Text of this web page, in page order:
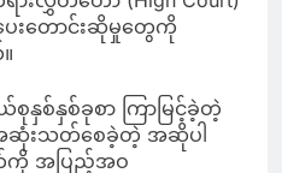
းတောင်းဆိုမှုတွေကို
နှစ်နှစ်ခုစာ ကြာမြင့်ခဲ့တဲ့
းသတ်စေခဲ့တဲ့ အဆိုပါ
ကို အပြည့်အဝ